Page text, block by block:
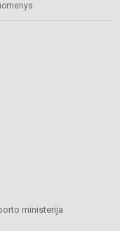
ministerija